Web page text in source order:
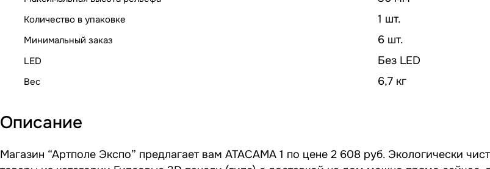
Количество в упаковке 1 шт.
Минимальный заказ 6 шт.
LED Без LED
Вес 6,7 кг
Описание
Магазин “Артполе Экспо” предлагает вам ATACAMA 1 по цене 2 608 руб. Экологически